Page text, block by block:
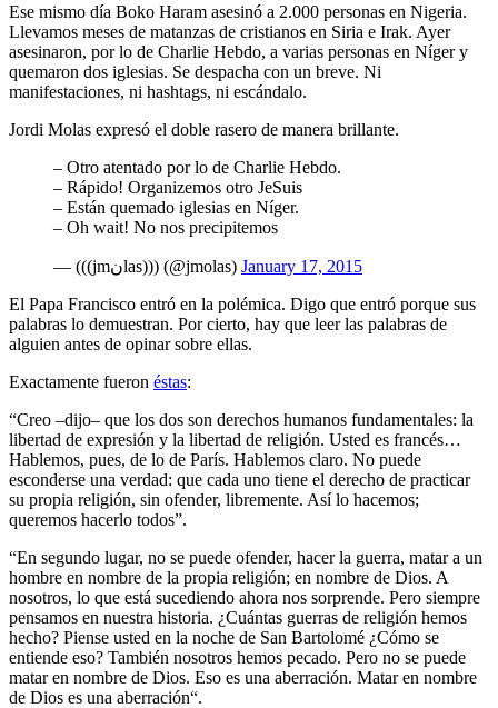
Ese mismo día Boko Haram asesinó a 2.000 personas en Nigeria.
Llevamos meses de matanzas de cristianos en Siria e Irak. Ayer
asesinaron, por lo de Charlie Hebdo, a varias personas en Níger y
quemaron dos iglesias. Se despacha con un breve. Ni
manifestaciones, ni hashtags, ni escándalo.
Jordi Molas expresó el doble rasero de manera brillante.
– Otro atentado por lo de Charlie Hebdo.
– Rápido! Organizemos otro JeSuis
– Están quemado iglesias en Níger.
– Oh wait! No nos precipitemos
— (((jmنlas))) (@jmolas) January 17, 2015
El Papa Francisco entró en la polémica. Digo que entró porque sus
palabras lo demuestran. Por cierto, hay que leer las palabras de
alguien antes de opinar sobre ellas.
Exactamente fueron éstas:
“Creo –dijo– que los dos son derechos humanos fundamentales: la
libertad de expresión y la libertad de religión. Usted es francés…
Hablemos, pues, de lo de París. Hablemos claro. No puede
esconderse una verdad: que cada uno tiene el derecho de practicar
su propia religión, sin ofender, libremente. Así lo hacemos;
queremos hacerlo todos”.
“En segundo lugar, no se puede ofender, hacer la guerra, matar a un
hombre en nombre de la propia religión; en nombre de Dios. A
nosotros, lo que está sucediendo ahora nos sorprende. Pero siempre
pensamos en nuestra historia. ¿Cuántas guerras de religión hemos
hecho? Piense usted en la noche de San Bartolomé ¿Cómo se
entiende eso? También nosotros hemos pecado. Pero no se puede
matar en nombre de Dios. Eso es una aberración. Matar en nombre
de Dios es una aberración“.